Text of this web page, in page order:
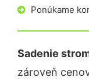
Ponúkame
Sadenie
zároveň